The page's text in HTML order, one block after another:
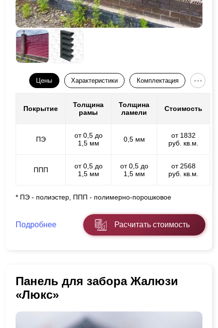
Цены Характеристики Комплектация
Покрытие
Толщина
рамы
Толщина
ламели
Стоимость
ПЭ
от 0,5 до
1,5 мм
0,5 мм
от 1832
руб. кв.м.
ППП
от 0,5 до
1,5 мм
от 0,5 до
1,5 мм
от 2568
руб. кв.м.
* ПЭ - полиэстер, ППП - полимерно-порошковое
Подробнее Расчитать стоимость
Панель для забора Жалюзи
«Люкс»